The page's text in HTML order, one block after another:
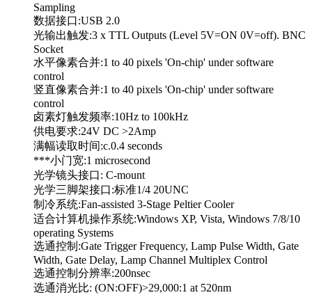
Sampling
数据接口:USB 2.0
光输出触发:3 x TTL Outputs (Level 5V=ON 0V=off). BNC
Socket
水平像素合并:1 to 40 pixels 'On-chip' under software
control
竖直像素合并:1 to 40 pixels 'On-chip' under software
control
卤素灯触发频率:10Hz to 100kHz
供电要求:24V DC >2Amp
满幅读取时间:c.0.4 seconds
***小门宽:1 microsecond
光学镜头接口: C-mount
光学三脚架接口:标准1/4 20UNC
制冷系统:Fan-assisted 3-Stage Peltier Cooler
适合计算机操作系统:Windows XP, Vista, Windows 7/8/10
operating Systems
选通控制:Gate Trigger Frequency, Lamp Pulse Width, Gate
Width, Gate Delay, Lamp Channel Multiplex Control
选通控制分辨率:200nsec
选通消光比: (ON:OFF)>29,000:1 at 520nm